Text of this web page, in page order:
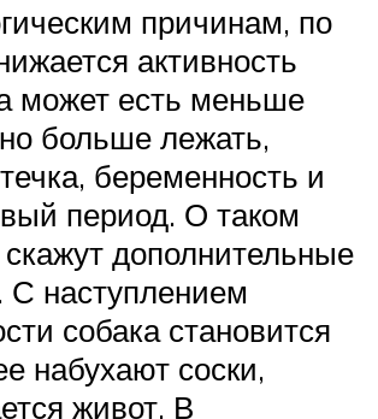
причинам, по
активность
может есть меньше
больше лежать,
беременность и
период. О таком
дополнительные
наступлением
собака становится
набухают соски,
живот. В